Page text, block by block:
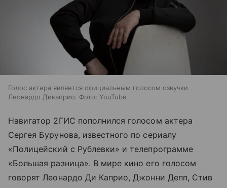
Голос актера является официальным голосом озвучки
Леонардо Дикаприо. Фото: YouTube
Навигатор 2ГИС пополнился голосом актера
Сергея Бурунова, известного по сериалу
«Полицейский с Рублевки» и телепрограмме
«Большая разница». В мире кино его голосом
говорят Леонардо Ди Каприо, Джонни Депп, Стив